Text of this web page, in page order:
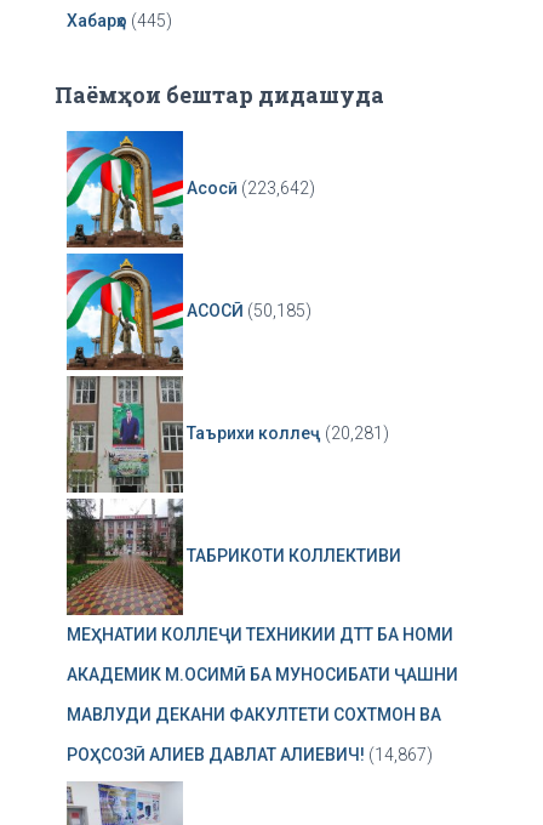
Хабарҳо (445)
Паёмҳои бештар дидашуда
Асосӣ (223,642)
АСОСӢ (50,185)
Таърихи коллеҷ (20,281)
ТАБРИКОТИ КОЛЛЕКТИВИ
МЕҲНАТИИ КОЛЛЕҶИ ТЕХНИКИИ ДТТ БА НОМИ
АКАДЕМИК М.ОСИМӢ БА МУНОСИБАТИ ҶАШНИ
МАВЛУДИ ДЕКАНИ ФАКУЛТЕТИ СОХТМОН ВА
РОҲСОЗӢ АЛИЕВ ДАВЛАТ АЛИЕВИЧ! (14,867)